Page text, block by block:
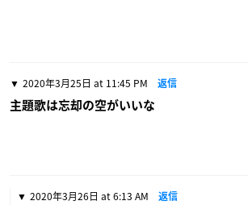
2020年3月25日 at 11:45 PM 返信
主題歌は忘却の空がいいな
2020年3月26日 at 6:13 AM 返信